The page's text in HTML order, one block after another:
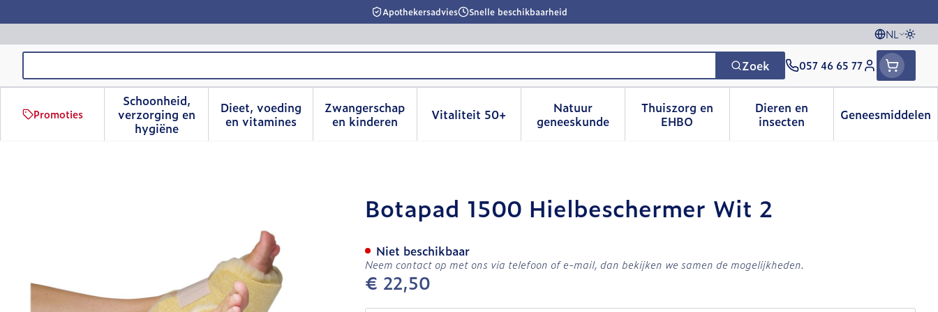
Apothekersadvies Snelle beschikbaarheid
NL
Talen
Zoek 057 46 65 77
Klant menu
Promoties
Schoonheid,
verzorging en
hygiëne
Toon submenu voor Schoonheid, verzorging en hygiëne categorie
Dieet, voeding
en vitaminesToon submenu voor Dieet, voeding en vitamines categorie
Zwangerschap
en kinderenToon submenu voor Zwangerschap en kinderen categorie
Vitaliteit 50+Toon submenu voor Vitaliteit 50+ categorie
Natuur
geneeskundeToon submenu voor Natuur geneeskunde categorie
Thuiszorg en
EHBOToon submenu voor Thuiszorg en EHBO
Dieren en
insectenToon submenu voor Dieren
Geneesmiddelen
Toon
Botapad 1500 Hielbeschermer Wit 2Botapad 1500 Hielbeschermer Wit 2
€ 22,50
Niet beschikbaar
Neem contact op met ons via telefoon of e-mail, dan bekijken we samen de mogelijkheden.